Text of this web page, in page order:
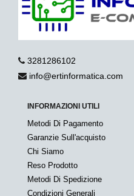
3281286102
info@ertinformatica.com
INFORMAZIONI UTILI
Metodi Di Pagamento
Garanzie Sull'acquisto
Chi Siamo
Reso Prodotto
Metodi Di Spedizione
Condizioni Generali